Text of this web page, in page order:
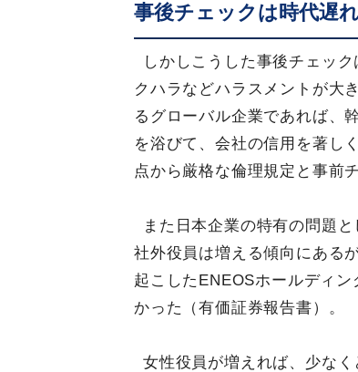
事後チェックは時代遅
しかしこうした事後チェッ
クハラなどハラスメントが大
るグローバル企業であれば、
を浴びて、会社の信用を著し
点から厳格な倫理規定と事前
また日本企業の特有の問題
社外役員は増える傾向にある
起こしたENEOSホールディ
かった（有価証券報告書）。
女性役員が増えれば、少な